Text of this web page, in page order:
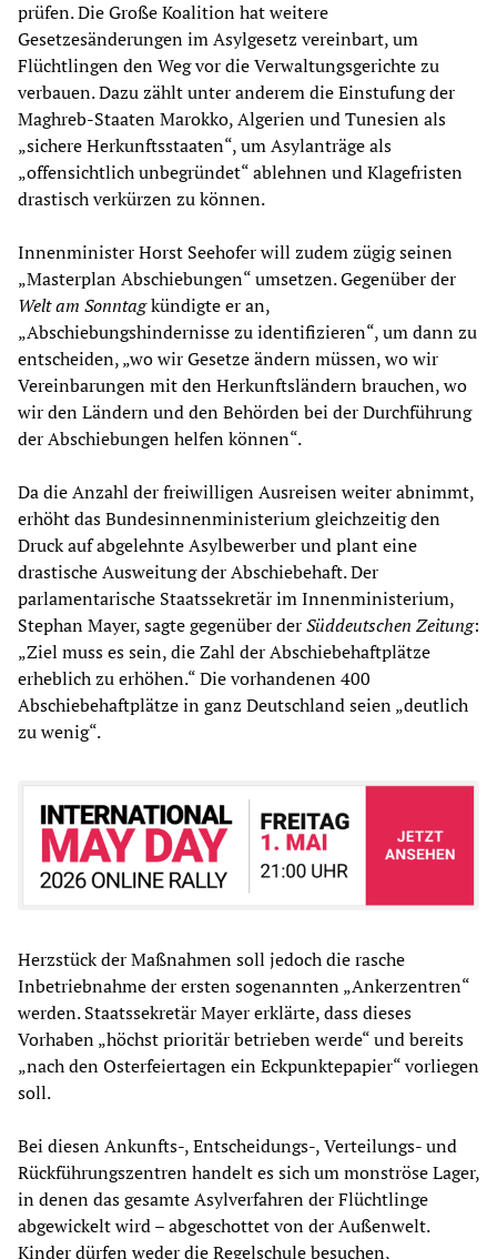
prüfen. Die Große Koalition hat weitere
Gesetzesänderungen im Asylgesetz vereinbart, um
Flüchtlingen den Weg vor die Verwaltungsgerichte zu
verbauen. Dazu zählt unter anderem die Einstufung der
Maghreb-Staaten Marokko, Algerien und Tunesien als
„sichere Herkunftsstaaten“, um Asylanträge als
„offensichtlich unbegründet“ ablehnen und Klagefristen
drastisch verkürzen zu können.
Innenminister Horst Seehofer will zudem zügig seinen
„Masterplan Abschiebungen“ umsetzen. Gegenüber der
Welt am Sonntagkündigte er an,
„Abschiebungshindernisse zu identifizieren“, um dann zu
entscheiden, „wo wir Gesetze ändern müssen, wo wir
Vereinbarungen mit den Herkunftsländern brauchen, wo
wir den Ländern und den Behörden bei der Durchführung
der Abschiebungen helfen können“.
Da die Anzahl der freiwilligen Ausreisen weiter abnimmt,
erhöht das Bundesinnenministerium gleichzeitig den
Druck auf abgelehnte Asylbewerber und plant eine
drastische Ausweitung der Abschiebehaft. Der
parlamentarische Staatssekretär im Innenministerium,
Stephan Mayer, sagte gegenüber derSüddeutschen Zeitung:
„Ziel muss es sein, die Zahl der Abschiebehaftplätze
erheblich zu erhöhen.“ Die vorhandenen 400
Abschiebehaftplätze in ganz Deutschland seien „deutlich
zu wenig“.
Herzstück der Maßnahmen soll jedoch die rasche
Inbetriebnahme der ersten sogenannten „Ankerzentren“
werden. Staatssekretär Mayer erklärte, dass dieses
Vorhaben „höchst prioritär betrieben werde“ und bereits
„nach den Osterfeiertagen ein Eckpunktepapier“ vorliegen
soll.
Bei diesen Ankunfts-, Entscheidungs-, Verteilungs- und
Rückführungszentren handelt es sich um monströse Lager,
in denen das gesamte Asylverfahren der Flüchtlinge
abgewickelt wird – abgeschottet von der Außenwelt.
Kinder dürfen weder die Regelschule besuchen,